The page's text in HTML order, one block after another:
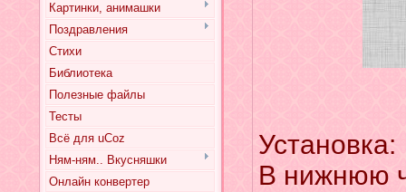
Картинки, анимашки
Поздравления
Стихи
Библиотека
Полезные файлы
Тесты
Всё для uCoz
Ням-ням.. Вкусняшки
Онлайн конвертер
Установка:
В нижнюю